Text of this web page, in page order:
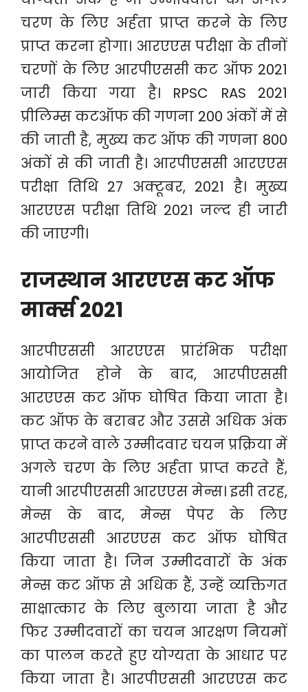
चरण के लिए अर्हता प्राप्त करने के लिए
प्राप्त करना होगा। आरएएस परीक्षा के तीनों
चरणों के लिए आरपीएससी कट ऑफ 2021
जारी किया गया है। RPSC RAS 2021
प्रीलिम्स कटऑफ की गणना 200 अंकों में से
की जाती है, मुख्य कट ऑफ की गणना 800
अंकों से की जाती है। आरपीएससी आरएएस
परीक्षा तिथि 27 अक्टूबर, 2021 है। मुख्य
आरएएस परीक्षा तिथि 2021 जल्द ही जारी
की जाएगी।
राजस्थान आरएएस कट ऑफ
मार्क्स 2021
आरपीएससी आरएएस प्रारंभिक परीक्षा
आयोजित होने के बाद, आरपीएससी
आरएएस कट ऑफ घोषित किया जाता है।
कट ऑफ के बराबर और उससे अधिक अंक
प्राप्त करने वाले उम्मीदवार चयन प्रक्रिया में
अगले चरण के लिए अर्हता प्राप्त करते हैं,
यानी आरपीएससी आरएएस मेन्स। इसी तरह,
मेन्स के बाद, मेन्स पेपर के लिए
आरपीएससी आरएएस कट ऑफ घोषित
किया जाता है। जिन उम्मीदवारों के अंक
मेन्स कट ऑफ से अधिक हैं, उन्हें व्यक्तिगत
साक्षात्कार के लिए बुलाया जाता है और
फिर उम्मीदवारों का चयन आरक्षण नियमों
का पालन करते हुए योग्यता के आधार पर
किया जाता है। आरपीएससी आरएएस कट